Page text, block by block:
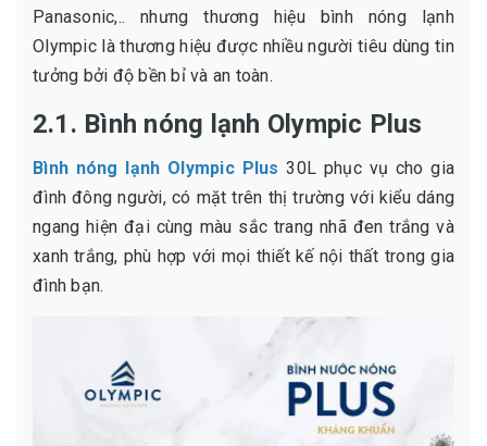
Panasonic,.. nhưng thương hiệu bình nóng lạnh
Olympic là thương hiệu được nhiều người tiêu dùng tin
tưởng bởi độ bền bỉ và an toàn.
2.1. Bình nóng lạnh Olympic Plus
Bình nóng lạnh Olympic Plus 30L phục vụ cho gia
đình đông người, có mặt trên thị trường với kiểu dáng
ngang hiện đại cùng màu sắc trang nhã đen trắng và
xanh trắng, phù hợp với mọi thiết kế nội thất trong gia
đình bạn.